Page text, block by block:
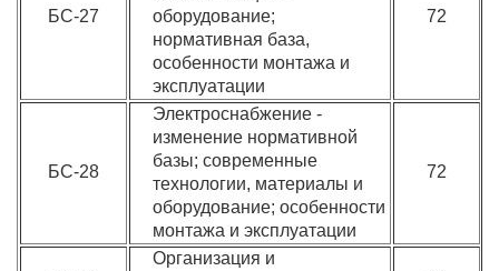
БС-27
оборудование;
нормативная база,
особенности монтажа и
эксплуатации
72
БС-28
Электроснабжение -
изменение нормативной
базы; современные
технологии, материалы и
оборудование; особенности
монтажа и эксплуатации
72
Организация и